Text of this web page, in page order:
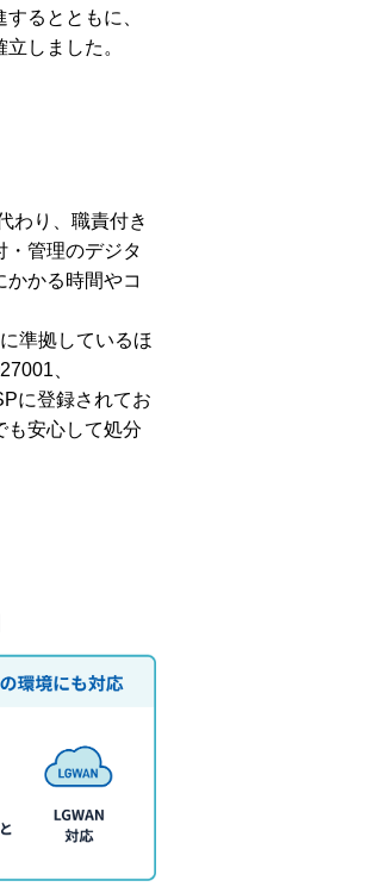
るとともに、
しました。
わり、職責付き
・管理のデジタ
かる時間やコ
準拠しているほ
、
に登録されてお
も安心して処分